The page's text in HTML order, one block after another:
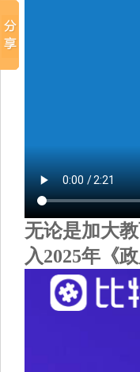
无论是加大
入2025年《